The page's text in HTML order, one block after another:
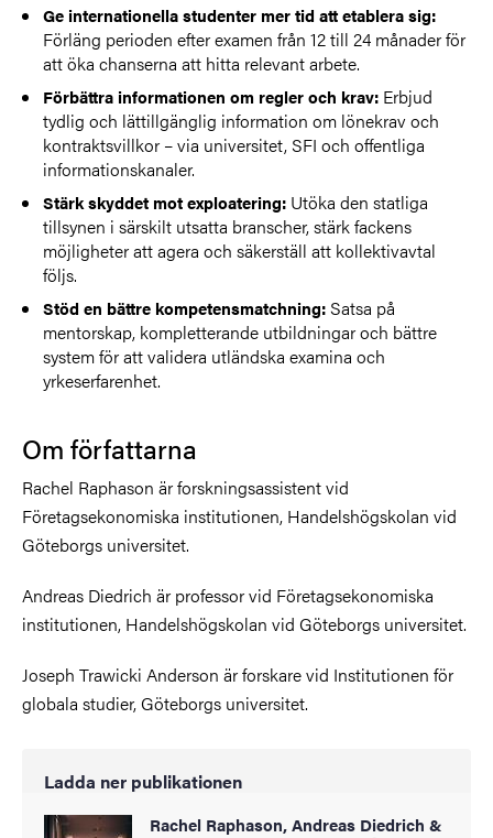
Ge internationella studenter mer tid att etablera sig:
Förläng perioden efter examen från 12 till 24 månader för
att öka chanserna att hitta relevant arbete.
Förbättra informationen om regler och krav: Erbjud
tydlig och lättillgänglig information om lönekrav och
kontraktsvillkor – via universitet, SFI och offentliga
informationskanaler.
Stärk skyddet mot exploatering: Utöka den statliga
tillsynen i särskilt utsatta branscher, stärk fackens
möjligheter att agera och säkerställ att kollektivavtal
följs.
Stöd en bättre kompetensmatchning: Satsa på
mentorskap, kompletterande utbildningar och bättre
system för att validera utländska examina och
yrkeserfarenhet.
Om författarna
Rachel Raphason är forskningsassistent vid
Företagsekonomiska institutionen, Handelshögskolan vid
Göteborgs universitet.
Andreas Diedrich är professor vid Företagsekonomiska
institutionen, Handelshögskolan vid Göteborgs universitet.
Joseph Trawicki Anderson är forskare vid Institutionen för
globala studier, Göteborgs universitet.
Ladda ner publikationen
Rachel Raphason, Andreas Diedrich &